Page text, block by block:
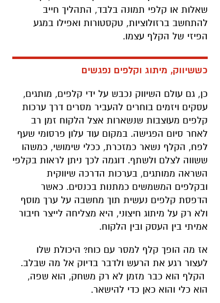
שאלות או קלפי תמונה בלבד, התהליך חייב
להתחשב ברזולוציות, טקסטורות ואפילו במגע
הפיזי של הקלף עצמו.
כששיווק, מיתוג וקלפים נפגשים
כן, גם עולם השיווק נכבש על ידי קלפים, מותגים,
עסקים ויזמים בוחרים להעביר מסרים דרך ערכות
קלפים מעוצבות שנשארות אצל הלקוח זמן רב
לאחר סיום הפגישה. במקום עוד עלון פרסומי שעף
לפח, הקלף נשאר כמזכרת, ככלי שימושי, כמשהו
ששווה לצלם ולשתף. דוגמה לכך ניתן לראות בקלפי
השראה ממותגים, בערכות הדרכה שיווקית
ובקלפים המשמשים כמתנות בכנסים. כאשר
הדפסת קלפים נעשית תוך מחשבה על ערך מוסף
ולא רק על מיתוג חיצוני, היא מצליחה לייצר חיבור
אמיתי בין העסק ובין הלקוח.
אז מה הופך קלף למסר עם כוח? היכולת שלו
לעצור רגע את הרעש ולדבר בדיוק אל מה שבלב.
הקלף הוא כבר מזמן לא רק משחק, הוא שפה,
הוא כלי והוא כאן כדי להישאר.